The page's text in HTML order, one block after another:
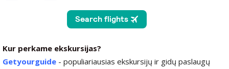
Kur perkame ekskursijas?
Getyourguide - populiariausias ekskursijų ir gidų paslaugų